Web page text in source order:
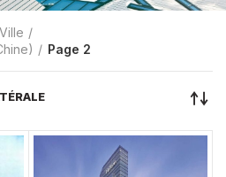
Ville
Page 2